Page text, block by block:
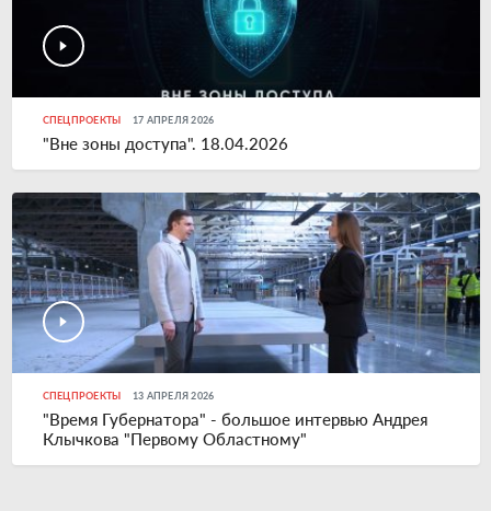
СПЕЦПРОЕКТЫ 17 АПРЕЛЯ 2026
"Вне зоны доступа". 18.04.2026
СПЕЦПРОЕКТЫ 13 АПРЕЛЯ 2026
"Время Губернатора" - большое интервью Андрея
Клычкова "Первому Областному"